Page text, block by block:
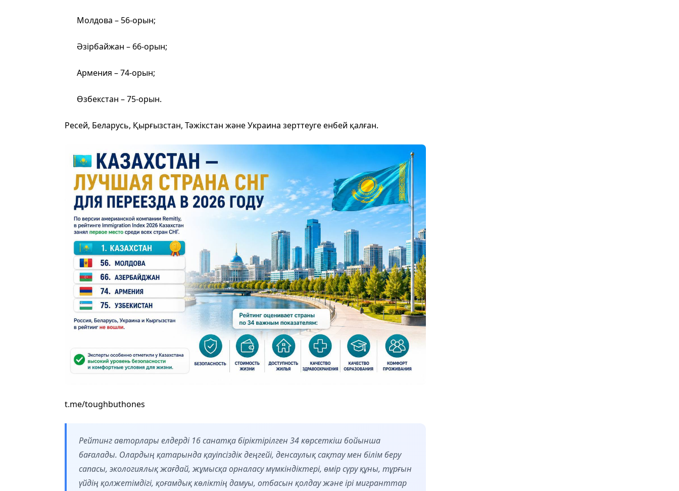
Молдова – 56-орын;
Әзірбайжан – 66-орын;
Армения – 74-орын;
Өзбекстан – 75-орын.
Ресей, Беларусь, Қырғызстан, Тәжікстан және Украина зерттеуге енбей қалған.
t.me/toughbuthones
Рейтинг авторлары елдерді 16 санатқа біріктірілген 34 көрсеткіш бойынша
бағалады. Олардың қатарында қауіпсіздік деңгейі, денсаулық сақтау мен білім беру
сапасы, экологиялық жағдай, жұмысқа орналасу мүмкіндіктері, өмір сүру құны, тұрғын
үйдің қолжетімдігі, қоғамдық көліктің дамуы, отбасын қолдау және ірі мигранттар